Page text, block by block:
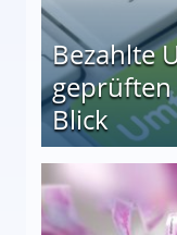
Bezahlte
Blick
auf einen Blick